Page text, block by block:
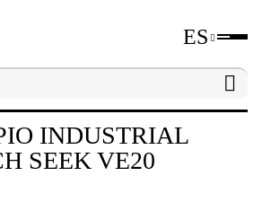
ES
INDUSTRIAL
SEEK VE20